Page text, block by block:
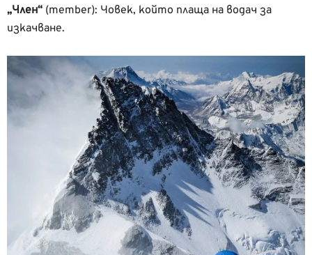
„Член“ (member): Човек, който плаща на водач за
изкачване.